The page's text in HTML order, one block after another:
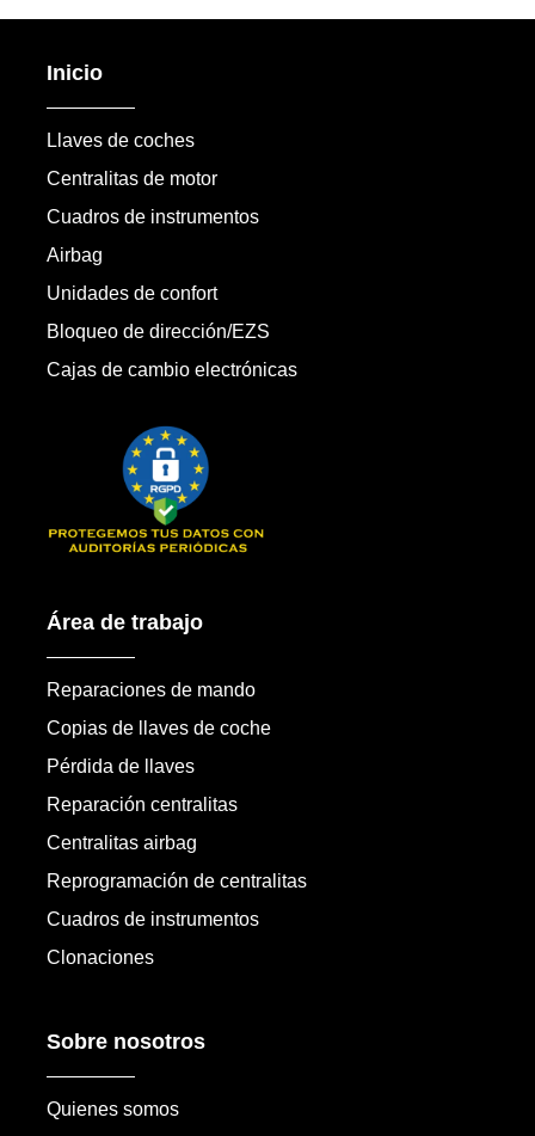
Inicio
Llaves de coches
Centralitas de motor
Cuadros de instrumentos
Airbag
Unidades de confort
Bloqueo de dirección/EZS
Cajas de cambio electrónicas
Área de trabajo
Reparaciones de mando
Copias de llaves de coche
Pérdida de llaves
Reparación centralitas
Centralitas airbag
Reprogramación de centralitas
Cuadros de instrumentos
Clonaciones
Sobre nosotros
Quienes somos